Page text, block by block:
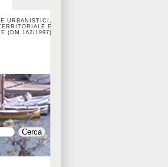
URBANISTICI,
E
(DM 162/1997)